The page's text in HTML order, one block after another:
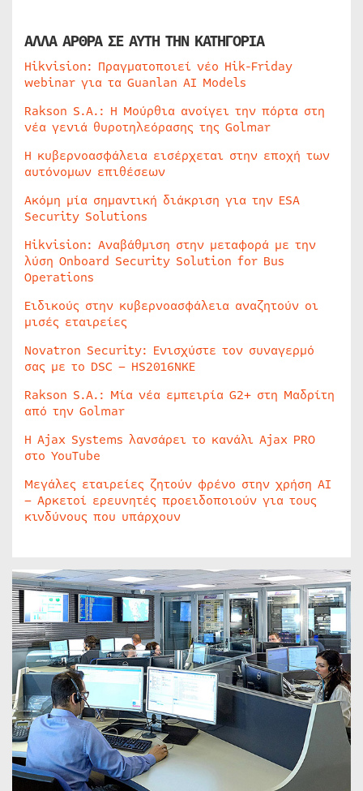
ΑΛΛΑ ΑΡΘΡΑ ΣΕ ΑΥΤΗ ΤΗΝ ΚΑΤΗΓΟΡΙΑ
Hikvision: Πραγματοποιεί νέο Hik-Friday
webinar για τα Guanlan AI Models
Rakson S.A.: Η Μούρθια ανοίγει την πόρτα στη
νέα γενιά θυροτηλεόρασης της Golmar
Η κυβερνοασφάλεια εισέρχεται στην εποχή των
αυτόνομων επιθέσεων
Ακόμη μία σημαντική διάκριση για την ESA
Security Solutions
Hikvision: Αναβάθμιση στην μεταφορά με την
λύση Onboard Security Solution for Bus
Operations
Ειδικούς στην κυβερνοασφάλεια αναζητούν οι
μισές εταιρείες
Novatron Security: Ενισχύστε τον συναγερμό
σας με το DSC – HS2016NKE
Rakson S.A.: Μία νέα εμπειρία G2+ στη Μαδρίτη
από την Golmar
Η Ajax Systems λανσάρει το κανάλι Ajax PRO
στο YouTube
Μεγάλες εταιρείες ζητούν φρένο στην χρήση AI
– Αρκετοί ερευνητές προειδοποιούν για τους
κινδύνους που υπάρχουν